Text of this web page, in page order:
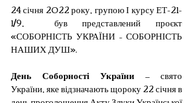
24 січня 2022 року, групою І курсу ЕТ-21-
1/9,  був представлений проєкт
«СОБОРНІСТЬ УКРАЇНИ – СОБОРНІСТЬ
НАШИХ ДУШ».
День Соборності України — свято
України, яке відзначають щороку 22 січня в